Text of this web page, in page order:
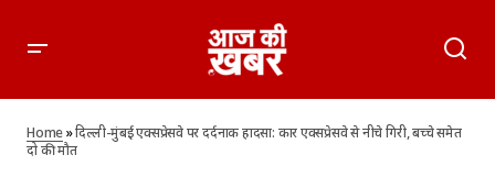
बच्चे समेत दो की मौत
Home»दिल्ली-मुंबई एक्सप्रेसवे पर दर्दनाक हादसा: कार एक्सप्रेसवे से नीचे गिरी, बच्चे समेत
दो की मौत